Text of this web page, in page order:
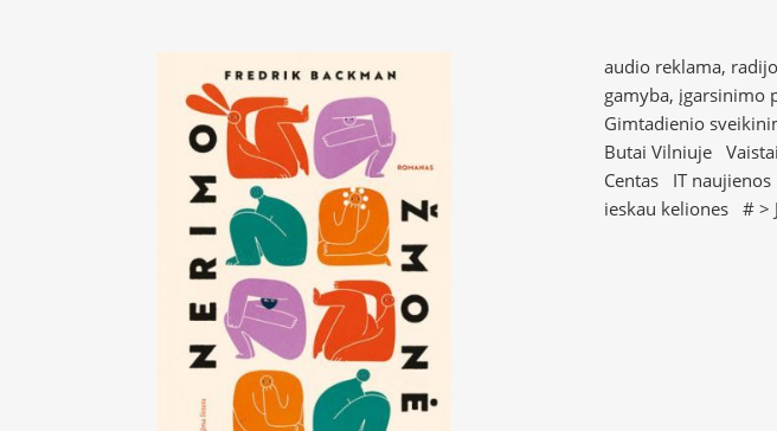
audio reklama,
gamyba, įgarsinimo
Gimtadienio
Butai Vilniuje
Centas
IT naujienos
ieskau keliones # >